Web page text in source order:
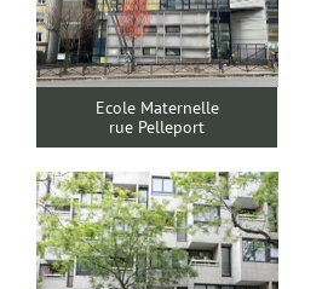
Ecole Maternelle
rue Pelleport